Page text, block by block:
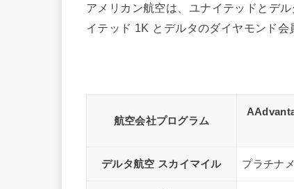
アメリカン航空は、ユナイテッドとデ
イテッド 1K とデルタのダイヤモンド会
航空会社プログラム
デルタ航空 スカイマイル プラチナ